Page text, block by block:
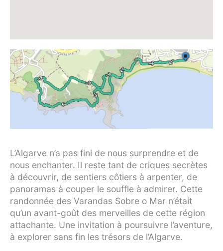
L’Algarve n’a pas fini de nous surprendre et de
nous enchanter. Il reste tant de criques secrètes
à découvrir, de sentiers côtiers à arpenter, de
panoramas à couper le souffle à admirer. Cette
randonnée des Varandas Sobre o Mar n’était
qu’un avant-goût des merveilles de cette région
attachante. Une invitation à poursuivre l’aventure,
à explorer sans fin les trésors de l’Algarve.